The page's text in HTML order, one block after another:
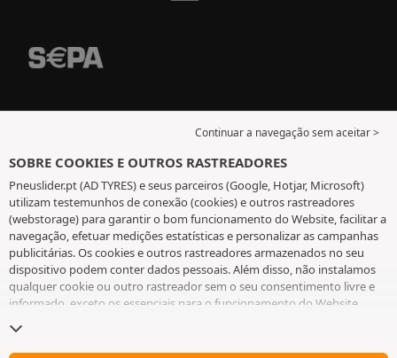
Continuar a navegação sem aceitar >
SOBRE COOKIES E OUTROS RASTREADORES
Pneuslider.pt (AD TYRES) e seus parceiros (Google, Hotjar, Microsoft)
utilizam testemunhos de conexão (cookies) e outros rastreadores
(webstorage) para garantir o bom funcionamento do Website, facilitar a
navegação, efetuar medições estatísticas e personalizar as campanhas
publicitárias. Os cookies e outros rastreadores armazenados no seu
dispositivo podem conter dados pessoais. Além disso, não instalamos
qualquer cookie ou outro rastreador sem o seu consentimento livre e
informado, exceto os essenciais para o funcionamento do Website.
consentimento a qualquer momento, ao aceder à
outros rastreadores. Pode optar por continuar a navegar sem aceitar a